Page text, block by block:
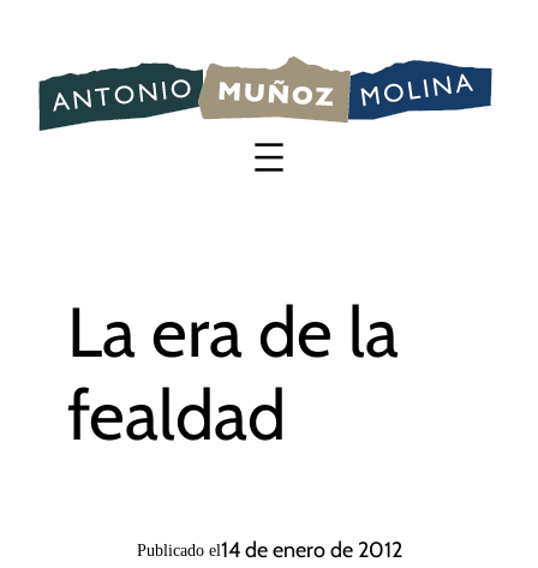
contenido
La era de la
fealdad
Publicado el14 de enero de 2012